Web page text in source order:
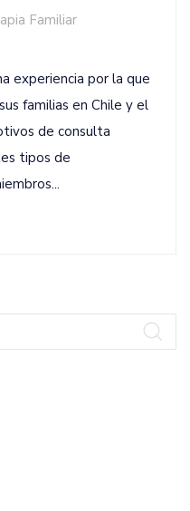
Familiar
experiencia por la que
familias en Chile y el
de consulta
tipos de